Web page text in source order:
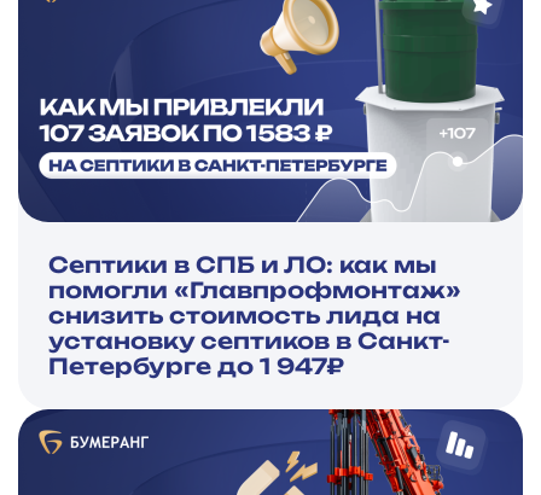
Септики в СПБ и ЛО: как мы
помогли «Главпрофмонтаж»
снизить стоимость лида на
установку септиков в Санкт-
Петербурге до 1 947₽